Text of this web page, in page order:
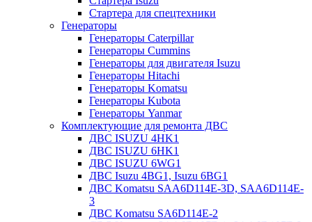
Стартера для спецтехники
Генераторы
Генераторы Caterpillar
Генераторы Cummins
Генераторы для двигателя Isuzu
Генераторы Hitachi
Генераторы Komatsu
Генераторы Kubota
Генераторы Yanmar
Комплектующие для ремонта ДВС
ДВС ISUZU 4HK1
ДВС ISUZU 6HK1
ДВС ISUZU 6WG1
ДВС Isuzu 4BG1, Isuzu 6BG1
ДВС Komatsu SAA6D114E-3D, SAA6D114E-
3
ДВС Komatsu SA6D114E-2